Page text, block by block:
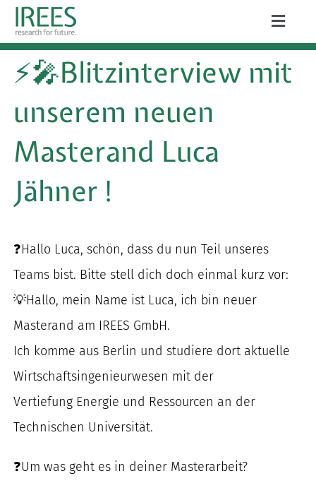
Zum
Inhalt
springen
Toggle
ÜBER UNS
AKTUELLES
PROJEKTE
PUBLIKATIONEN
Suche
nach:
⚡🎤Blitzinterview mit
unserem neuen
Masterand Luca
Jähner !
❓Hallo Luca, schön, dass du nun Teil unseres
Teams bist. Bitte stell dich doch einmal kurz vor:
💡Hallo, mein Name ist Luca, ich bin neuer
Masterand am IREES GmbH.
Ich komme aus Berlin und studiere dort aktuelle
Wirtschaftsingenieurwesen mit der
Vertiefung Energie und Ressourcen an der
Technischen Universität.
❓Um was geht es in deiner Masterarbeit?